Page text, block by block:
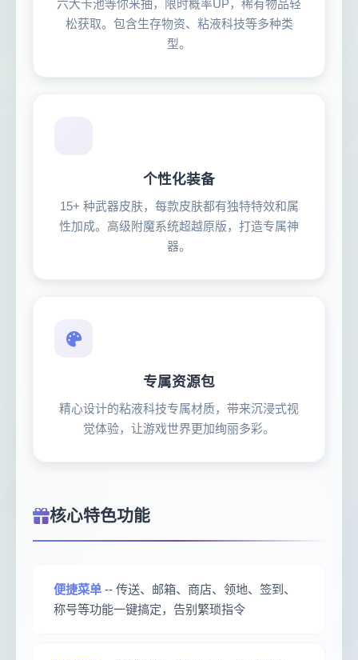
六大卡池等你来抽，限时概率UP，稀有物品轻
松获取。包含生存物资、粘液科技等多种类
型。
个性化装备
15+ 种武器皮肤，每款皮肤都有独特特效和属
性加成。高级附魔系统超越原版，打造专属神
器。
专属资源包
精心设计的粘液科技专属材质，带来沉浸式视
觉体验，让游戏世界更加绚丽多彩。
核心特色功能
便捷菜单 -- 传送、邮箱、商店、领地、签到、
称号等功能一键搞定，告别繁琐指令